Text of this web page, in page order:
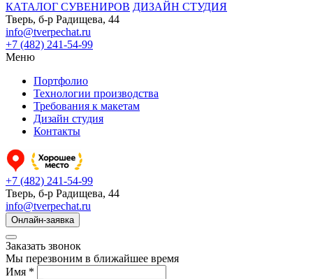
КАТАЛОГ СУВЕНИРОВ ДИЗАЙН СТУДИЯ
Тверь, б-р Радищева, 44
info@tverpechat.ru
+7 (482) 241-54-99
Меню
Портфолио
Технологии производства
Требования к макетам
Дизайн студия
Контакты
+7 (482) 241-54-99
Тверь, б-р Радищева, 44
info@tverpechat.ru
Онлайн-заявка
Заказать звонок
Мы перезвоним в ближайшее время
Имя *